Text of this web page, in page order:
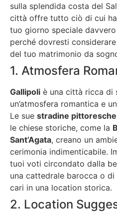
sulla splendida costa del
città offre tutto ciò di cui
tuo giorno speciale
perché dovresti considerare
del tuo matrimonio da
1. Atmosfera
Gallipoli è una città ricca di
un’atmosfera romantica e
Le sue stradine pittoresche
le chiese storiche, come la
Sant’Agata, creano un
cerimonia indimenticabile.
tuoi voti circondato dalla
una cattedrale barocca o
cari in una location storica.
2. Location